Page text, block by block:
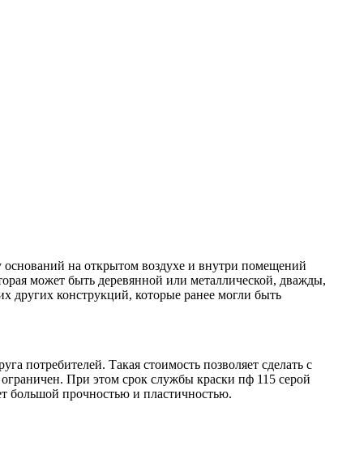
на открытом воздухе и внутри помещений
может быть деревянной или металлической, дважды,
других конструкций, которые ранее могли быть
потребителей. Такая стоимость позволяет сделать с
При этом срок службы краски пф 115 серой
большой прочностью и пластичностью.